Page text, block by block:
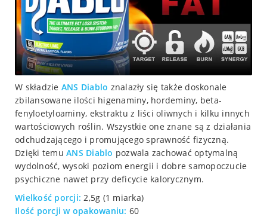
W składzie ANS Diablo znalazły się także doskonale
zbilansowane ilości higenaminy, hordeminy, beta-
fenyloetyloaminy, ekstraktu z liści oliwnych i kilku innych
wartościowych roślin. Wszystkie one znane są z działania
odchudzającego i promującego sprawność fizyczną.
Dzięki temu ANS Diablo pozwala zachować optymalną
wydolność, wysoki poziom energii i dobre samopoczucie
psychiczne nawet przy deficycie kalorycznym.
Wielkość porcji: 2,5g (1 miarka)
Ilość porcji w opakowaniu: 60